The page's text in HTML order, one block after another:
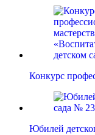
Конкурс
Юбилей